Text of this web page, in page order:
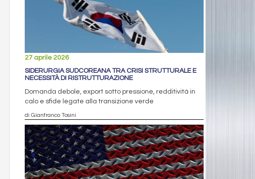
27 aprile 2026
SIDERURGIA SUDCOREANA TRA CRISI STRUTTURALE E
NECESSITÀ DI RISTRUTTURAZIONE
Domanda debole, export sotto pressione, redditività in
calo e sfide legate alla transizione verde
di Gianfranco Tosini